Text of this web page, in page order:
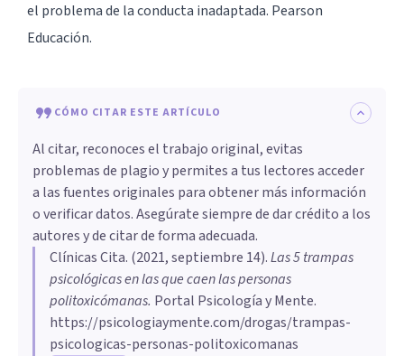
el problema de la conducta inadaptada. Pearson
Educación.
CÓMO CITAR ESTE ARTÍCULO
Al citar, reconoces el trabajo original, evitas
problemas de plagio y permites a tus lectores acceder
a las fuentes originales para obtener más información
o verificar datos. Asegúrate siempre de dar crédito a los
autores y de citar de forma adecuada.
Clínicas Cita. (2021, septiembre 14).Las 5 trampas
psicológicas en las que caen las personas
politoxicómanas. Portal Psicología y Mente.
https://psicologiaymente.com/drogas/trampas-
psicologicas-personas-politoxicomanas